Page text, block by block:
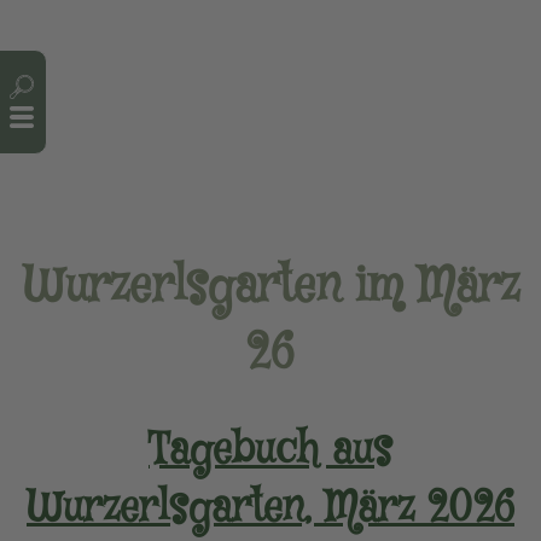
Wurzerlsgarten im März
26
Tagebuch aus
Wurzerlsgarten, März 2026